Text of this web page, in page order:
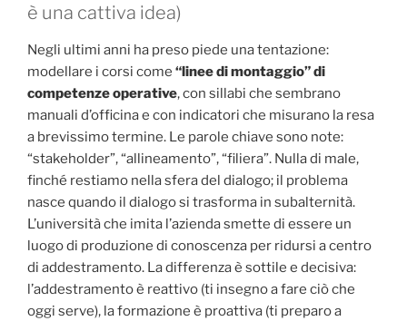
è una cattiva idea)
Negli ultimi anni ha preso piede una tentazione:
modellare i corsi come “linee di montaggio” di
competenze operative, con sillabi che sembrano
manuali d’officina e con indicatori che misurano la resa
a brevissimo termine. Le parole chiave sono note:
“stakeholder”, “allineamento”, “filiera”. Nulla di male,
finché restiamo nella sfera del dialogo; il problema
nasce quando il dialogo si trasforma in subalternità.
L’università che imita l’azienda smette di essere un
luogo di produzione di conoscenza per ridursi a centro
di addestramento. La differenza è sottile e decisiva:
l’addestramento è reattivo (ti insegno a fare ciò che
oggi serve), la formazione è proattiva (ti preparo a